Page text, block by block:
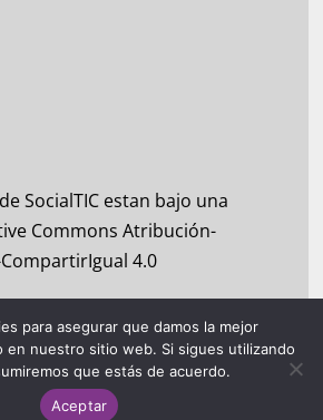
SocialTIC estan bajo una
Commons Atribución-
4.0
para asegurar que damos la mejor
en nuestro sitio web. Si sigues utilizando
que estás de acuerdo.
Aceptar